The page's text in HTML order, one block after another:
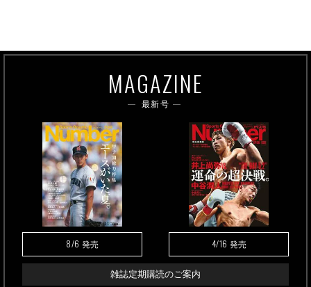
MAGAZINE
最新号
8/6 発売 4/16 発売
雑誌定期購読のご案内